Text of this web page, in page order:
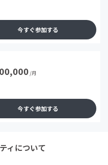
今すぐ参加する
/月
今すぐ参加する
ィについて